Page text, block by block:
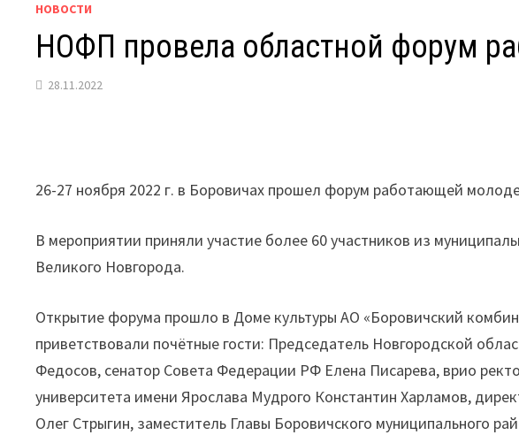
НОВОСТИ
НОФП провела областной форум
28.11.2022
26-27 ноября 2022 г. в Боровичах прошел форум работающей
В мероприятии приняли участие более 60 участников из
Великого Новгорода.
Открытие форума прошло в Доме культуры АО «Боровичский
приветствовали почётные гости: Председатель Новгородской
Федосов, сенатор Совета Федерации РФ Елена Писарева, врио
университета имени Ярослава Мудрого Константин Харламов,
Олег Стрыгин, заместитель Главы Боровичского муниципального